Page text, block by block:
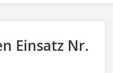
Einsatz Nr.